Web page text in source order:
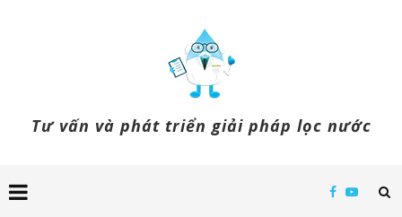
Tư vấn và phát triển giải pháp lọc nước